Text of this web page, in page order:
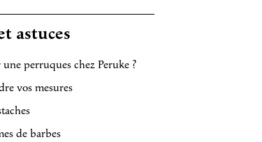
astuces
perruques chez Peruke ?
vos mesures
de barbes